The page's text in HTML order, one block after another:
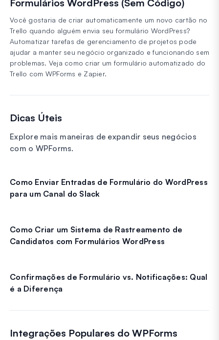
Formulários WordPress (Sem Código)
Você gostaria de criar automaticamente um novo cartão no
Trello quando alguém envia seu formulário WordPress?
Automatizar tarefas de gerenciamento de projetos pode
ajudar a manter seu negócio organizado e funcionando sem
problemas. Veja como criar um formulário automatizado do
Trello com WPForms e Zapier.
Dicas Úteis
Explore mais maneiras de expandir seus negócios
com o WPForms.
Como Enviar Entradas de Formulário do WordPress
para um Canal do Slack
Como Criar um Sistema de Rastreamento de
Candidatos com Formulários WordPress
Confirmações de Formulário vs. Notificações: Qual
é a Diferença
Integrações Populares do WPForms